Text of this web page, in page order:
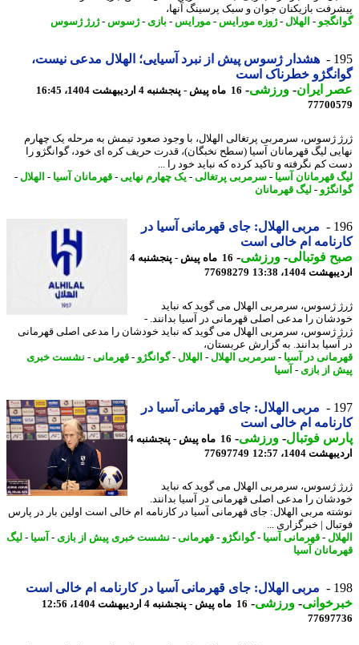
بازیکنان جوان و سبک پرسینگ آنها،
-الهلال-ژوزه مورایس -مورایس -بازی - ژسوس-ژرژ ژسوس
هشدار ژسوس پیش از نبرد آسیایی؛ الهلال مدعی نیست،
خطرناک است
ایران- ورزشی-16 ماه پیش - پنجشنبه 4 اردیبهشت 1404، 16:45
ژسوس، سرمربی پرتغالی الهلال، با وجود صعود تیمش به مرحله یک چهارم
لیگ قهرمانان آسیا (سطح نخبگان)، قدرت حریف کره ای خود، گوانگژو را
کم نگرفته و تاکید کرده که نباید خود را ...
قهرمانان آسیا -سرمربی پرتغالی-یک چهارم نهایی-قهرمانان آسیا -الهلال-
-لیگ قهرمانان
مربی الهلال: جای قهرمانی آسیا در
ام خالی است
فوتبالی-ورزشی-
16 ماه پیش - پنجشنبه 4
1404، 13:38
77698279
ژسوس، سرمربی الهلال می گوید که نباید
را مدعی اصلی قهرمانی در آسیا بدانند. -
ژسوس، سرمربی الهلال می گوید که نباید خودشان را مدعی اصلی قهرمانی
بدانند. به گزارش عربستان،
در آسیا
-سرمربی الهلال-الهلال-گوانگژو -قهرمانی-نشست خبری
از بازی - آسیا
مربی الهلال: جای قهرمانی آسیا در
ام خالی است
فوتبال-ورزشی-
16 ماه پیش - پنجشنبه 4
1404، 12:57
77697749
ژسوس، سرمربی الهلال می گوید که نباید
را مدعی اصلی قهرمانی در آسیا بدانند.
مربی الهلال: جای قهرمانی آسیا در کارنامه ام خالی است اولین بار در پارس
| خبرگزاری ...
-قهرمانی آسیا -گوانگژو -قهرمانی-نشست خبری پیش از بازی - آسیا -لیگ
آسیا
مربی الهلال: جای قهرمانی آسیا در کارنامه ام خالی است
-ورزشی-16 ماه پیش - پنجشنبه 4 اردیبهشت 1404، 12:56